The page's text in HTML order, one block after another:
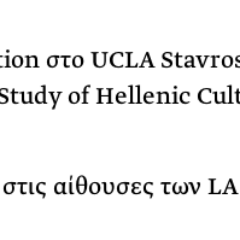
στο UCLA
of Hellenic
αίθουσες των